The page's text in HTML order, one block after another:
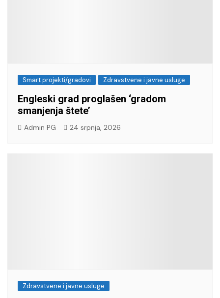
Smart projekti/gradovi Zdravstvene i javne usluge
Engleski grad proglašen ‘gradom
smanjenja štete’
Admin PG 24 srpnja, 2026
Zdravstvene i javne usluge